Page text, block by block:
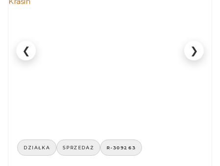
❮ ❯
DZIAŁKA SPRZEDAŻ R-309263